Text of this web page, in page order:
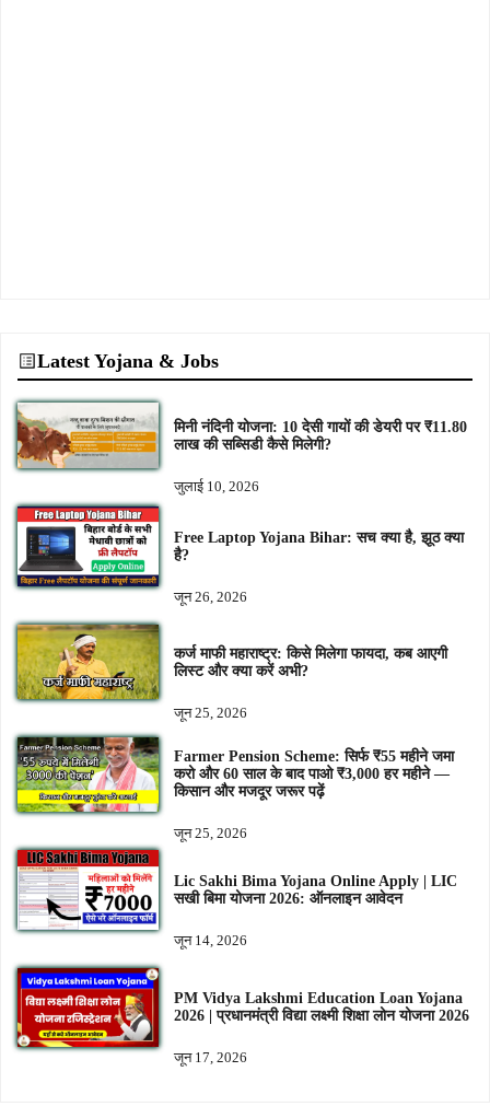
Latest Yojana & Jobs
मिनी नंदिनी योजना: 10 देसी गायों की डेयरी पर ₹11.80
लाख की सब्सिडी कैसे मिलेगी?
जुलाई 10, 2026
Free Laptop Yojana Bihar: सच क्या है, झूठ क्या
है?
जून 26, 2026
कर्ज माफी महाराष्ट्र: किसे मिलेगा फायदा, कब आएगी
लिस्ट और क्या करें अभी?
जून 25, 2026
Farmer Pension Scheme: सिर्फ ₹55 महीने जमा
करो और 60 साल के बाद पाओ ₹3,000 हर महीने —
किसान और मजदूर जरूर पढ़ें
जून 25, 2026
Lic Sakhi Bima Yojana Online Apply | LIC
सखी बिमा योजना 2026: ऑनलाइन आवेदन
जून 14, 2026
PM Vidya Lakshmi Education Loan Yojana
2026 | प्रधानमंत्री विद्या लक्ष्मी शिक्षा लोन योजना 2026
जून 17, 2026